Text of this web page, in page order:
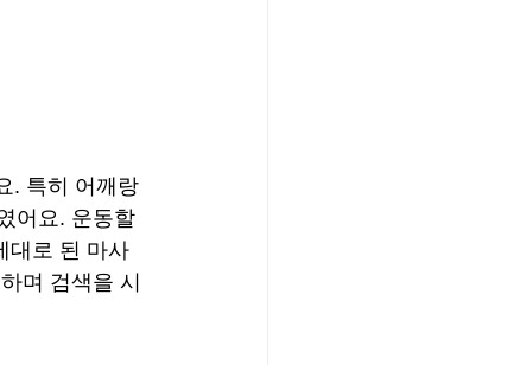
. 특히 어깨랑
어요. 운동할
대로 된 마사
며 검색을 시